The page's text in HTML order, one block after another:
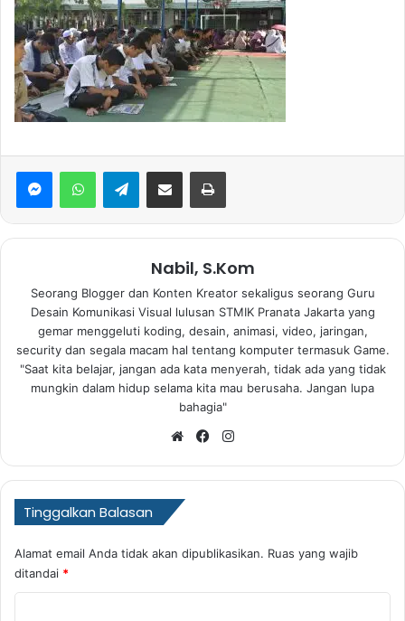
WhatsAppTelegramBagikan via Email Print
Nabil, S.Kom
Seorang Blogger dan Konten Kreator sekaligus seorang Guru
Desain Komunikasi Visual lulusan STMIK Pranata Jakarta yang
gemar menggeluti koding, desain, animasi, video, jaringan,
security dan segala macam hal tentang komputer termasuk Game.
"Saat kita belajar, jangan ada kata menyerah, tidak ada yang tidak
mungkin dalam hidup selama kita mau berusaha. Jangan lupa
bahagia"
WebsiteFacebook
Tinggalkan Balasan
Alamat email Anda tidak akan dipublikasikan. Ruas yang wajib
ditandai *